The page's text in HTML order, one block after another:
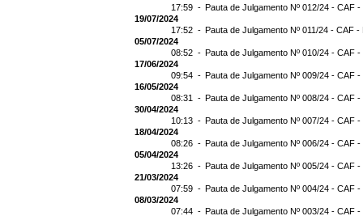
17:59 - Pauta de Julgamento Nº 012/24 - CAF
19/07/2024
17:52 - Pauta de Julgamento Nº 011/24 - CAF -
05/07/2024
08:52 - Pauta de Julgamento Nº 010/24 - CAF
17/06/2024
09:54 - Pauta de Julgamento Nº 009/24 - CAF
16/05/2024
08:31 - Pauta de Julgamento Nº 008/24 - CAF
30/04/2024
10:13 - Pauta de Julgamento Nº 007/24 - CAF
18/04/2024
08:26 - Pauta de Julgamento Nº 006/24 - CAF
05/04/2024
13:26 - Pauta de Julgamento Nº 005/24 - CAF
21/03/2024
07:59 - Pauta de Julgamento Nº 004/24 - CAF
08/03/2024
07:44 - Pauta de Julgamento Nº 003/24 - CAF